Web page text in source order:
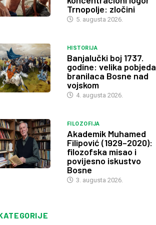
Trnopolje: zločini
5. augusta 2026.
HISTORIJA
Banjalučki boj 1737.
godine: velika pobjeda
branilaca Bosne nad
vojskom
4. augusta 2026.
FILOZOFIJA
Akademik Muhamed
Filipović (1929–2020):
filozofska misao i
povijesno iskustvo
Bosne
3. augusta 2026.